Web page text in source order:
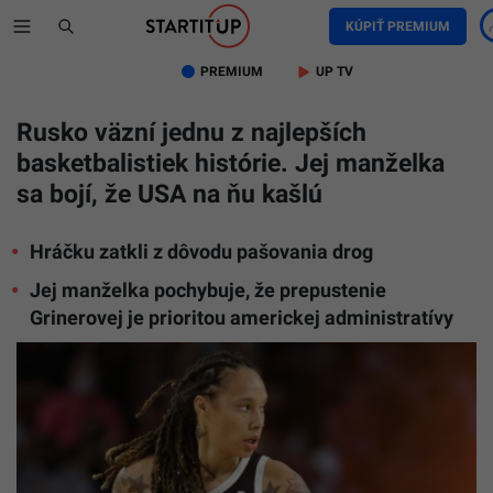
KÚPIŤ PREMIUM
PREMIUM UP TV
Rusko väzní jednu z najlepších
basketbalistiek histórie. Jej manželka
sa bojí, že USA na ňu kašlú
Hráčku zatkli z dôvodu pašovania drog
Jej manželka pochybuje, že prepustenie
Grinerovej je prioritou americkej administratívy